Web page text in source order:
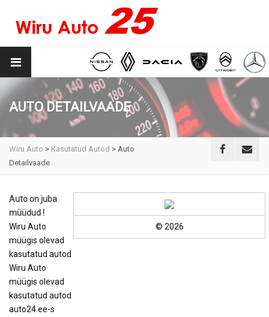
AUTO DETAILVAADE
Wiru Auto > Kasutatud Autod > Auto
Detailvaade
Auto on juba
müüdud !
Wiru Auto
müügis olevad
kasutatud autod
Wiru Auto
müügis olevad
kasutatud autod
auto24.ee-s
© 2026